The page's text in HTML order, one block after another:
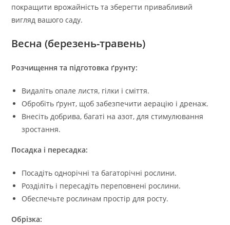
покращити врожайність та зберегти привабливий
вигляд вашого саду.
Весна (березень-травень)
Розчищення та підготовка ґрунту:
Видаліть опале листя, гілки і сміття.
Обробіть ґрунт, щоб забезпечити аерацію і дренаж.
Внесіть добрива, багаті на азот, для стимулювання
зростання.
Посадка і пересадка:
Посадіть однорічні та багаторічні рослини.
Розділіть і пересадіть переповнені рослини.
Обеспечьте рослинам простір для росту.
Обрізка: